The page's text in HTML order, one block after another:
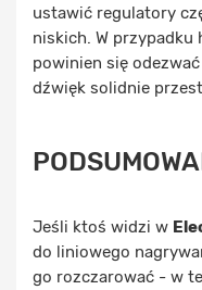
ustawić regulatory
niskich. W
powinien się
dźwięk solidnie
Jeśli ktoś widzi w
do liniowego
go rozczarować - w